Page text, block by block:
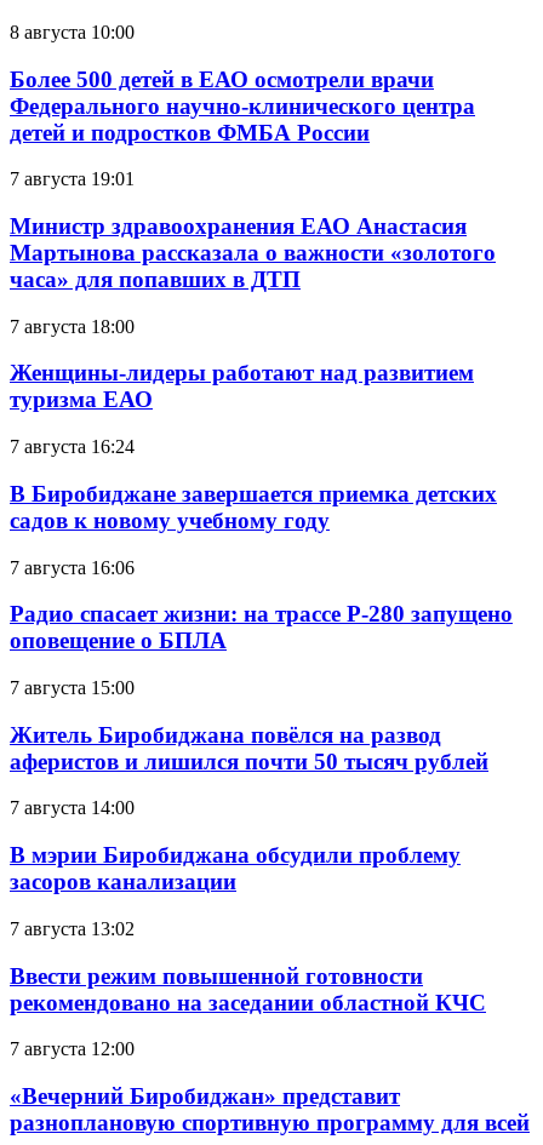
8 августа 10:00
Более 500 детей в ЕАО осмотрели врачи
Федерального научно-клинического центра
детей и подростков ФМБА России
7 августа 19:01
Министр здравоохранения ЕАО Анастасия
Мартынова рассказала о важности «золотого
часа» для попавших в ДТП
7 августа 18:00
Женщины-лидеры работают над развитием
туризма ЕАО
7 августа 16:24
В Биробиджане завершается приемка детских
садов к новому учебному году
7 августа 16:06
Радио спасает жизни: на трассе Р-280 запущено
оповещение о БПЛА
7 августа 15:00
Житель Биробиджана повёлся на развод
аферистов и лишился почти 50 тысяч рублей
7 августа 14:00
В мэрии Биробиджана обсудили проблему
засоров канализации
7 августа 13:02
Ввести режим повышенной готовности
рекомендовано на заседании областной КЧС
7 августа 12:00
«Вечерний Биробиджан» представит
разноплановую спортивную программу для всей